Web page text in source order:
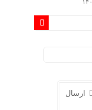
ارسال